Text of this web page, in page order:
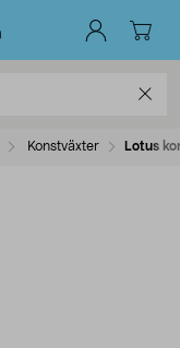
Konstväxter Lotus